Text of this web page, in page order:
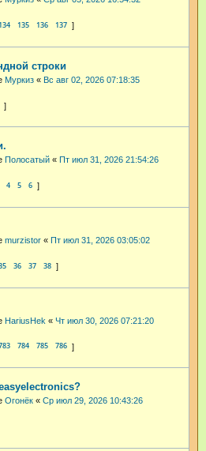
135 136 137
строки
Муркиз « Вс авг 02, 2026 07:18:35
Полосатый « Пт июл 31, 2026 21:54:26
4 5 6
murzistor « Пт июл 31, 2026 03:05:02
36 37 38
HariusHek « Чт июл 30, 2026 07:21:20
784 785 786
Огонёк « Ср июл 29, 2026 10:43:26